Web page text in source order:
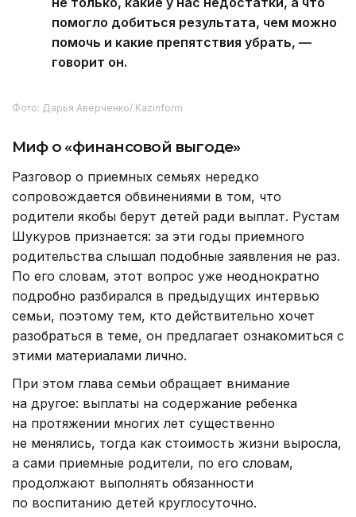
Фото: Дарья Аверченко/ Kazinform
Что касается запасов, то Рустам признается —
опыт предпринимательства очень помогает
закуп продуктов.
Фото: Дарья Аверченко/ Kazinform
Разные национальности, одна семья
Удивляет гостей и тот факт, что под одной
крышей живут дети разных национальностей
и вероисповеданий. В семье отмечают
как мусульманские, так и христианские
праздники. Дни рождения объединяют в один
общий праздник каждого месяца. Главное,